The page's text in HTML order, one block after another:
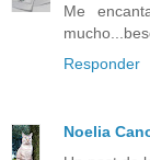
Me
Responder
Noelia